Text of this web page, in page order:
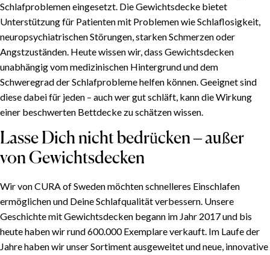
Schlafproblemen eingesetzt. Die Gewichtsdecke bietet
Unterstützung für Patienten mit Problemen wie Schlaflosigkeit,
neuropsychiatrischen Störungen, starken Schmerzen oder
Angstzuständen. Heute wissen wir, dass Gewichtsdecken
unabhängig vom medizinischen Hintergrund und dem
Schweregrad der Schlafprobleme helfen können. Geeignet sind
diese dabei für jeden – auch wer gut schläft, kann die Wirkung
einer beschwerten Bettdecke zu schätzen wissen.
Lasse Dich nicht bedrücken – außer
von Gewichtsdecken
Wir von CURA of Sweden möchten schnelleres Einschlafen
ermöglichen und Deine Schlafqualität verbessern. Unsere
Geschichte mit Gewichtsdecken begann im Jahr 2017 und bis
heute haben wir rund 600.000 Exemplare verkauft. Im Laufe der
Jahre haben wir unser Sortiment ausgeweitet und neue, innovative